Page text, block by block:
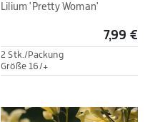
Lilium 'Pretty Woman'
7,99 €
2 Stk./Packung
Größe 16/+